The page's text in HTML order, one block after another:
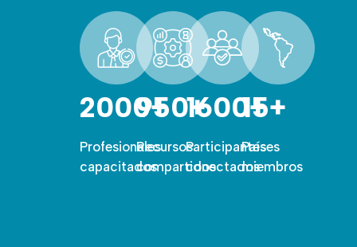
2000+
Profesionales
capacitados
950+
Recursos
compartidos
1600+
Participantes
conectados
15+
Países
miembros